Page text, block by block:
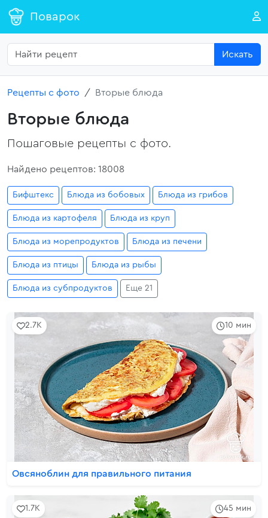
Поварок
Искать
Рецепты с фото Вторые блюда
Вторые блюда
Пошаговые рецепты с фото.
Найдено рецептов: 18008
Бифштекс Блюда из бобовых Блюда из грибов
Блюда из картофеля Блюда из круп
Блюда из морепродуктов Блюда из печени
Блюда из птицы Блюда из рыбы
Блюда из субпродуктов Еще 21
10 мин
2.7K
Овсяноблин для правильного питания
45 мин
1.7K